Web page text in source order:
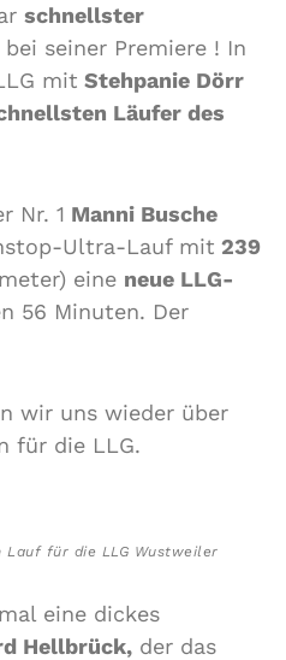
schnellster
seiner Premiere ! In
mit Stehpanie Dörr
Läufer des
Nr. 1 Manni Busche
Ultra-Lauf mit 239
eine neue LLG-
56 Minuten. Der
wir uns wieder über
für die LLG.
Lauf für die LLG Wustweiler
eine dickes
Hellbrück, der das